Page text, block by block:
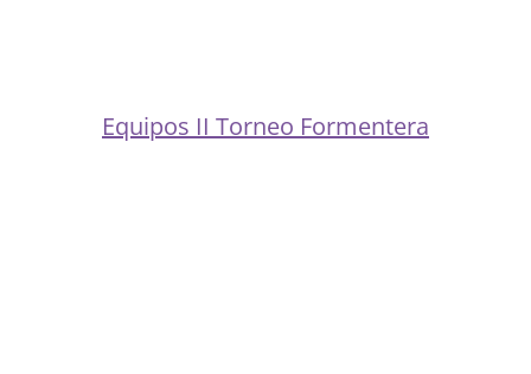
Equipos II Torneo Formentera